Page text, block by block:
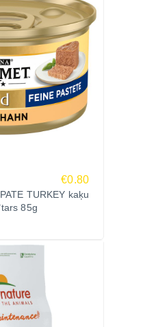
€0.80
TURKEY kaķu
85g